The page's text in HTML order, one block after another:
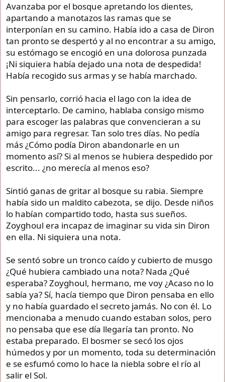
Avanzaba por el bosque apretando los dientes,
apartando a manotazos las ramas que se
interponían en su camino. Había ido a casa de Diron
tan pronto se despertó y al no encontrar a su amigo,
su estómago se encogió en una dolorosa punzada
¡Ni siquiera había dejado una nota de despedida!
Había recogido sus armas y se había marchado.
Sin pensarlo, corrió hacia el lago con la idea de
interceptarlo. De camino, hablaba consigo mismo
para escoger las palabras que convencieran a su
amigo para regresar. Tan solo tres días. No pedía
más ¿Cómo podía Diron abandonarle en un
momento así? Si al menos se hubiera despedido por
escrito... ¿no merecía al menos eso?
Sintió ganas de gritar al bosque su rabia. Siempre
había sido un maldito cabezota, se dijo. Desde niños
lo habían compartido todo, hasta sus sueños.
Zoyghoul era incapaz de imaginar su vida sin Diron
en ella. Ni siquiera una nota.
Se sentó sobre un tronco caído y cubierto de musgo
¿Qué hubiera cambiado una nota? Nada ¿Qué
esperaba? Zoyghoul, hermano, me voy ¿Acaso no lo
sabía ya? Sí, hacía tiempo que Diron pensaba en ello
y no había guardado el secreto jamás. No con él. Lo
mencionaba a menudo cuando estaban solos, pero
no pensaba que ese día llegaría tan pronto. No
estaba preparado. El bosmer se secó los ojos
húmedos y por un momento, toda su determinación
e se esfumó como lo hace la niebla sobre el río al
salir el Sol.